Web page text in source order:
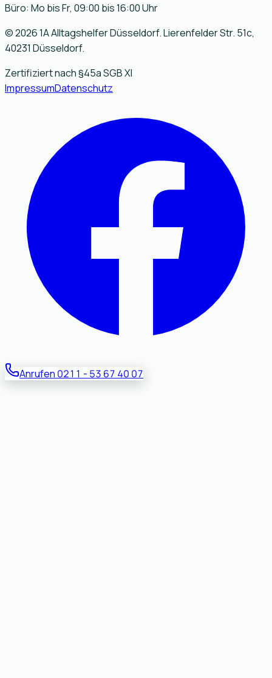
Büro: Mo bis Fr, 09:00 bis16:00Uhr
©20261A Alltagshelfer Düsseldorf.Lierenfelder Str. 51c,
40231 Düsseldorf.
Zertifiziert nach §45a SGB XI
ImpressumDatenschutz
Anrufen 0211 - 53 67 40 07